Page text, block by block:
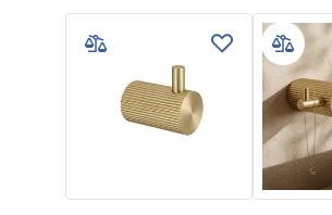
Warranty_Terms_and_Conditions_
Accessories_-_24.pdf